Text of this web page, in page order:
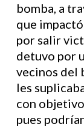
bomba, a
que
por salir
detuvo por
vecinos del
les
con
pues